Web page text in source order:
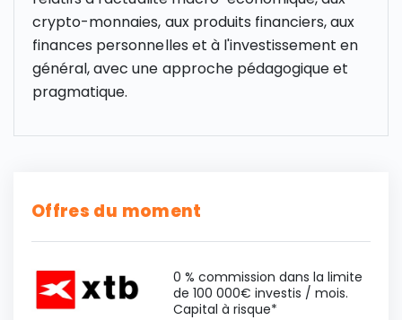
crypto-monnaies, aux produits financiers, aux
finances personnelles et à l'investissement en
général, avec une approche pédagogique et
pragmatique.
Offres du moment
0 % commission dans la limite
de 100 000€ investis / mois.
Capital à risque*